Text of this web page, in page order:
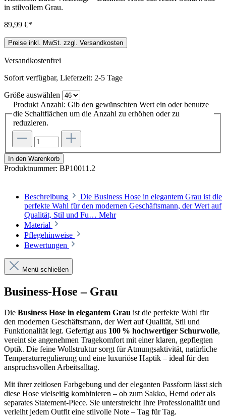
in stilvollem Grau.
89,99 €*
Preise inkl. MwSt. zzgl. Versandkosten
Versandkostenfrei
Sofort verfügbar, Lieferzeit: 2-5 Tage
Größe auswählen
Produkt Anzahl: Gib den gewünschten Wert ein oder benutze
die Schaltflächen um die Anzahl zu erhöhen oder zu
reduzieren.
In den Warenkorb
Produktnummer: BP10011.2
Beschreibung
Die Business Hose in elegantem Grau ist die
perfekte Wahl für den modernen Geschäftsmann, der Wert auf
Qualität, Stil und Fu… Mehr
Material
Pflegehinweise
Bewertungen
Menü schließen
Business-Hose – Grau
Die Business Hose in elegantem Grau ist die perfekte Wahl für
den modernen Geschäftsmann, der Wert auf Qualität, Stil und
Funktionalität legt. Gefertigt aus 100 % hochwertiger Schurwolle,
vereint sie angenehmen Tragekomfort mit einer klaren, gepflegten
Optik. Die feine Wollstruktur sorgt für Atmungsaktivität, natürliche
Temperaturregulierung und eine luxuriöse Haptik – ideal für den
anspruchsvollen Arbeitsalltag.
Mit ihrer zeitlosen Farbgebung und der eleganten Passform lässt sich
diese Hose vielseitig kombinieren – ob zum Sakko, Hemd oder als
separates Statement-Piece. Sie unterstreicht Ihre Professionalität und
verleiht jedem Outfit eine stilvolle Note – Tag für Tag.